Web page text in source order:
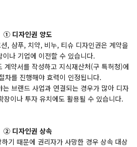
① 디자인권 양도
, 샴푸, 치약, 비누, 티슈 디자인권은 계약을
이나 기업에 이전할 수 있습니다.
계약서를 작성하고 지식재산처(구 특허청)에
차를 진행해야 효력이 인정됩니다.
브랜드 사업과 연결되는 경우가 많아 디자
장이나 투자 유치에도 활용될 수 있습니다.
② 디자인권 상속
기 때문에 권리자가 사망한 경우 상속 대상